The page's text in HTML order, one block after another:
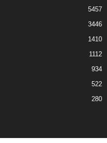
5457
3446
1410
1112
934
522
280